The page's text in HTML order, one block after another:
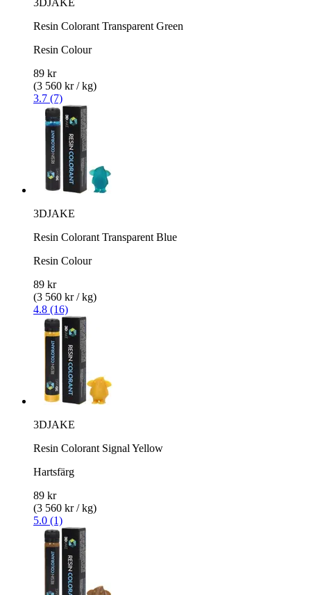
Resin Colorant Transparent Green
Resin Colour
89 kr
(3 560 kr / kg)
3.7 (7)
3DJAKE
Resin Colorant Transparent Blue
Resin Colour
89 kr
(3 560 kr / kg)
4.8 (16)
3DJAKE
Resin Colorant Signal Yellow
Hartsfärg
89 kr
(3 560 kr / kg)
5.0 (1)